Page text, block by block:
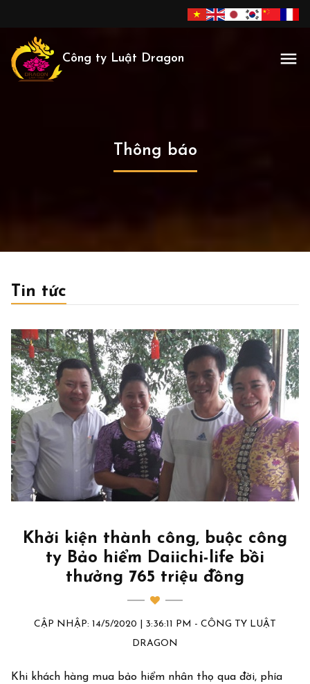
Công ty Luật Dragon
Thông báo
Tin tức
Khởi kiện thành công, buộc công
ty Bảo hiểm Daiichi-life bồi
thưởng 765 triệu đồng
CẬP NHẬP: 14/5/2020 | 3:36:11 PM - CÔNG TY LUẬT
DRAGON
Khi khách hàng mua bảo hiểm nhân thọ qua đời, phía